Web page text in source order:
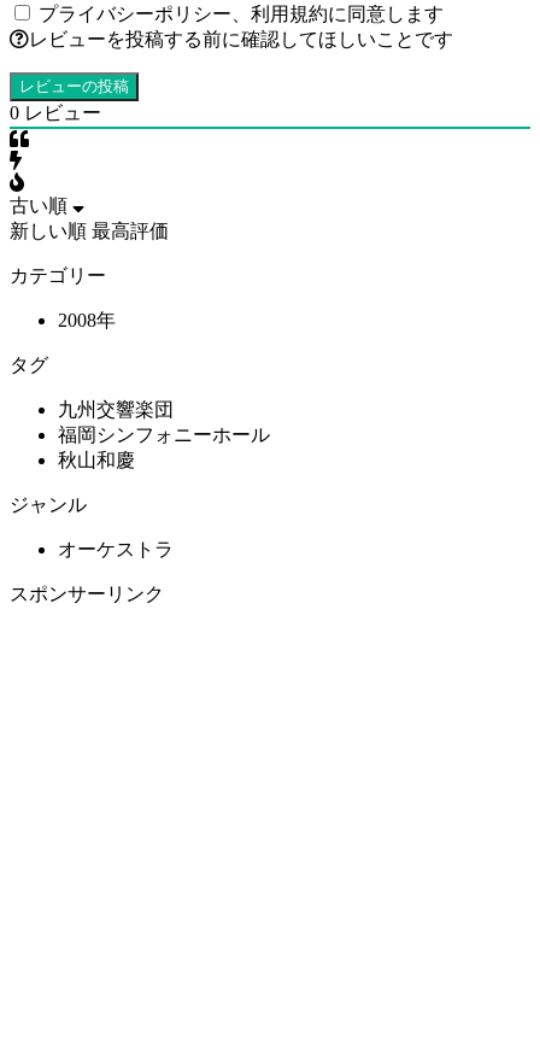
プライバシーポリシー
利用規約に同意します
レビューを投稿する前に確認してほしいことです
0 レビュー
古い順
新しい順 最高評価
カテゴリー
2008年
タグ
九州交響楽団
福岡シンフォニーホール
秋山和慶
ジャンル
オーケストラ
スポンサーリンク